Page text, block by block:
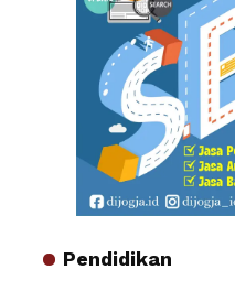
Pendidikan